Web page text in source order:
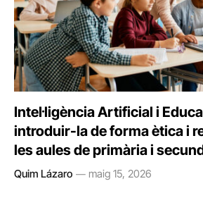
Intel·ligència Artificial i
introduir-la de forma ètica i
les aules de primària i
Quim Lázaro maig 15, 2026